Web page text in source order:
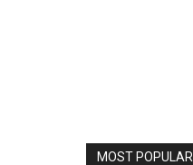
MOST POPULAR